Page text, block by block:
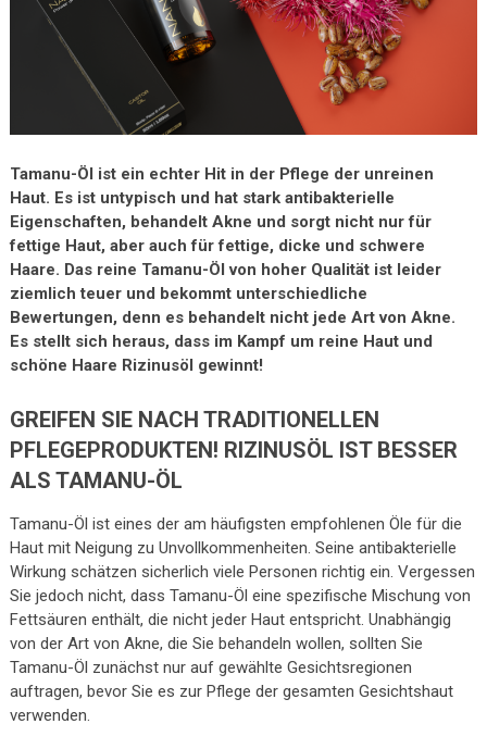
Tamanu-Öl ist ein echter Hit in der Pflege der unreinen
Haut. Es ist untypisch und hat stark antibakterielle
Eigenschaften, behandelt Akne und sorgt nicht nur für
fettige Haut, aber auch für fettige, dicke und schwere
Haare. Das reine Tamanu-Öl von hoher Qualität ist leider
ziemlich teuer und bekommt unterschiedliche
Bewertungen, denn es behandelt nicht jede Art von Akne.
Es stellt sich heraus, dass im Kampf um reine Haut und
schöne Haare Rizinusöl gewinnt!
GREIFEN SIE NACH TRADITIONELLEN
PFLEGEPRODUKTEN! RIZINUSÖL IST BESSER
ALS TAMANU-ÖL
Tamanu-Öl ist eines der am häufigsten empfohlenen Öle für die
Haut mit Neigung zu Unvollkommenheiten. Seine antibakterielle
Wirkung schätzen sicherlich viele Personen richtig ein. Vergessen
Sie jedoch nicht, dass Tamanu-Öl eine spezifische Mischung von
Fettsäuren enthält, die nicht jeder Haut entspricht. Unabhängig
von der Art von Akne, die Sie behandeln wollen, sollten Sie
Tamanu-Öl zunächst nur auf gewählte Gesichtsregionen
auftragen, bevor Sie es zur Pflege der gesamten Gesichtshaut
verwenden.